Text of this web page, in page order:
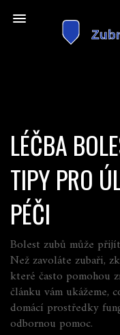
LÉČBA
TIPY PRO
PÉČI
Bolest zubů může
Než zavoláte zubaři,
které často pomohou
článku vám ukážeme,
domácí prostředky
odbornou pomoc.